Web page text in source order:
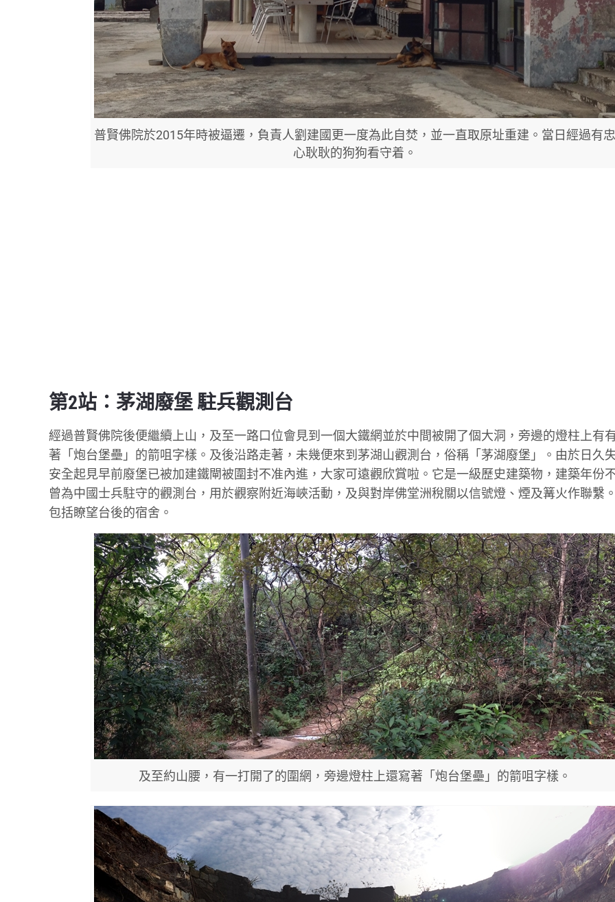
普賢佛院於2015年時被逼遷，負責人劉建國更一度為此自焚，並一直取原址重建。當日經過有忠
心耿耿的狗狗看守着。
第2站：茅湖廢堡 駐兵觀測台
經過普賢佛院後便繼續上山，及至一路口位會見到一個大鐵網並於中間被開了個大洞，旁邊的燈柱上有
著「炮台堡壘」的箭咀字樣。及後沿路走著，未幾便來到茅湖山觀測台，俗稱「茅湖廢堡」。由於日久
安全起見早前廢堡已被加建鐵閘被圍封不准內進，大家可遠觀欣賞啦。它是一級歷史建築物，建築年份
曾為中國士兵駐守的觀測台，用於觀察附近海峽活動，及與對岸佛堂洲稅關以信號燈、煙及篝火作聯繫
包括瞭望台後的宿舍。
及至約山腰，有一打開了的圍網，旁邊燈柱上還寫著「炮台堡壘」的箭咀字樣。